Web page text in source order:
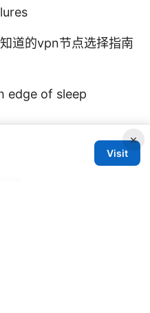
道的vpn节点选择指南
edge of sleep
×
Visit